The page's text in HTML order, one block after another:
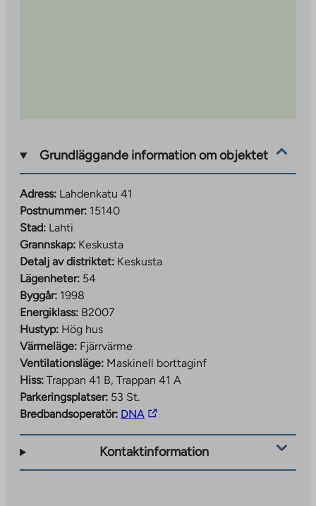
Grundläggande information om objektet
Adress: Lahdenkatu 41
Postnummer: 15140
Stad: Lahti
Grannskap: Keskusta
Detalj av distriktet: Keskusta
Lägenheter: 54
Byggår: 1998
Energiklass: B2007
Hustyp: Hög hus
Värmeläge: Fjärrvärme
Ventilationsläge: Maskinell borttaginf
Hiss: Trappan 41 B, Trappan 41 A
Parkeringsplatser: 53 St.
Bredbandsoperatör: DNA The
takes
Kontaktinformation